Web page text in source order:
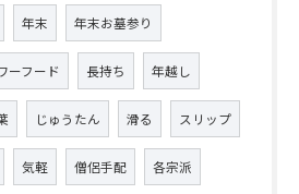
年末 年末お墓参り
ーフード 長持ち 年越し
じゅうたん 滑る スリップ
気軽 僧侶手配 各宗派